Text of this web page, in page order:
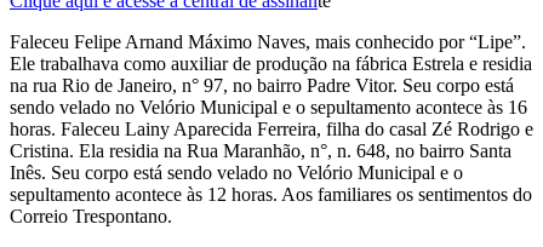
Faleceu Felipe Arnand Máximo Naves, mais conhecido por “Lipe”.
Ele trabalhava como auxiliar de produção na fábrica Estrela e residia
na rua Rio de Janeiro, n° 97, no bairro Padre Vitor. Seu corpo está
sendo velado no Velório Municipal e o sepultamento acontece às 16
horas. Faleceu Lainy Aparecida Ferreira, filha do casal Zé Rodrigo e
Cristina. Ela residia na Rua Maranhão, n°, n. 648, no bairro Santa
Inês. Seu corpo está sendo velado no Velório Municipal e o
sepultamento acontece às 12 horas. Aos familiares os sentimentos do
Correio Trespontano.